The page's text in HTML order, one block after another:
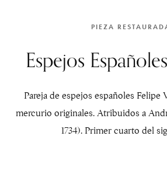
PIEZA
Espejos
Pareja de espejos españoles Felipe
mercurio originales. Atribuidos a
1734). Primer cuarto del